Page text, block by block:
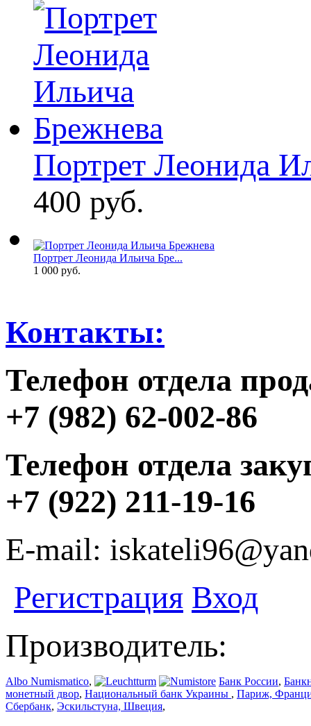
Портрет Леонида
400 руб.
Портрет Леонида Ильича Бре...
1 000 руб.
Контакты:
Телефон отдела
+7 (982) 62-002-86
Телефон отдела
+7 (922) 211-19-16
E-mail:
Регистрация Вход
Производитель:
Albo Numismatico, Банк России,
монетный двор, Национальный банк Украины , Париж,
Сбербанк, Эскильстуна, Швеция,